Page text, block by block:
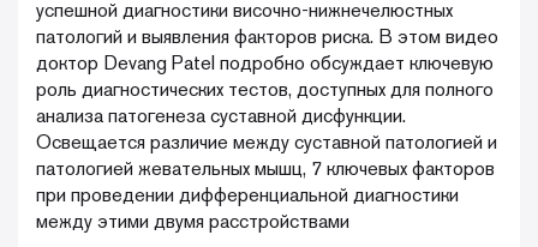
успешной диагностики височно-нижнечелюстных
патологий и выявления факторов риска. В этом видео
доктор Devang Patel подробно обсуждает ключевую
роль диагностических тестов, доступных для полного
анализа патогенеза суставной дисфункции.
Освещается различие между суставной патологией и
патологией жевательных мышц, 7 ключевых факторов
при проведении дифференциальной диагностики
между этими двумя расстройствами